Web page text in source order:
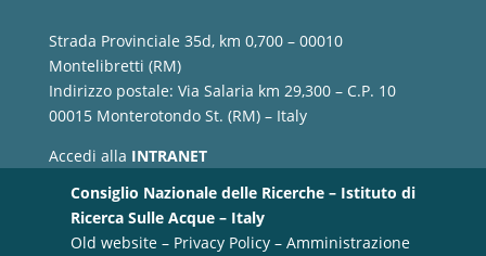
Strada Provinciale 35d, km 0,700 – 00010
Montelibretti (RM)
Indirizzo postale: Via Salaria km 29,300 – C.P. 10
00015 Monterotondo St. (RM) – Italy
Accedi alla INTRANET
Consiglio Nazionale delle Ricerche – Istituto di
Ricerca Sulle Acque – Italy
Old website– Privacy Policy– Amministrazione